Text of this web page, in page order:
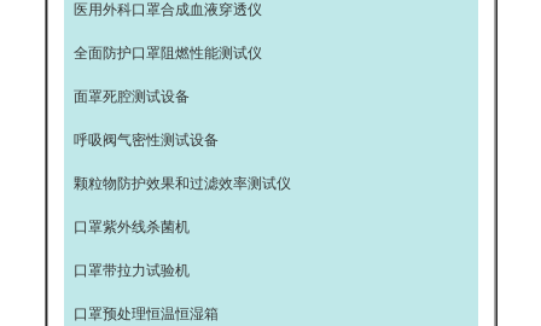
医用外科口罩合成血液穿透仪
全面防护口罩阻燃性能测试仪
面罩死腔测试设备
呼吸阀气密性测试设备
颗粒物防护效果和过滤效率测试仪
口罩紫外线杀菌机
口罩带拉力试验机
口罩预处理恒温恒湿箱